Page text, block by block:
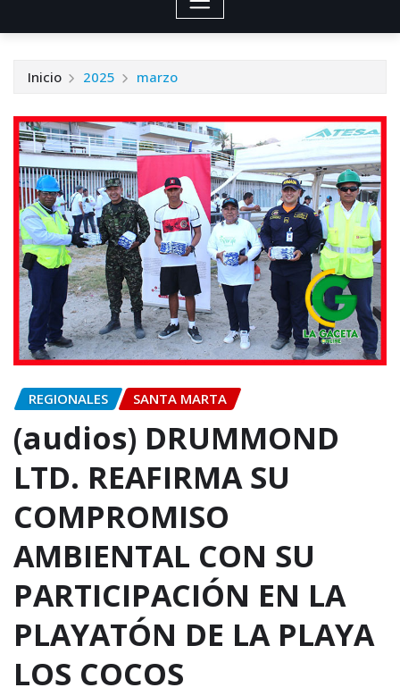
Inicio 2025 marzo
REGIONALES SANTA MARTA
(audios) DRUMMOND
LTD. REAFIRMA SU
COMPROMISO
AMBIENTAL CON SU
PARTICIPACIÓN EN LA
PLAYATÓN DE LA PLAYA
LOS COCOS